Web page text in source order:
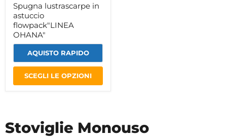
Spugna lustrascarpe in
astuccio
flowpack"LINEA
OHANA"
AQUISTO RAPIDO
SCEGLI LE OPZIONI
Stoviglie Monouso